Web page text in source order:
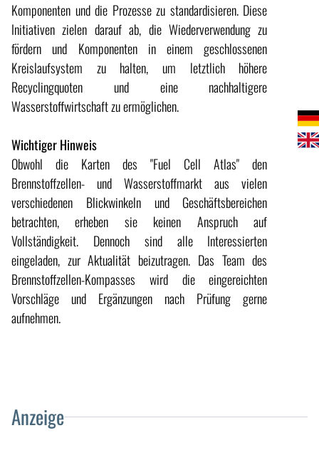
Komponenten und die Prozesse zu standardisieren. Diese
Initiativen zielen darauf ab, die Wiederverwendung zu
fördern und Komponenten in einem geschlossenen
Kreislaufsystem zu halten, um letztlich höhere
Recyclingquoten und eine nachhaltigere
Wasserstoffwirtschaft zu ermöglichen.
Wichtiger Hinweis
Obwohl die Karten des "Fuel Cell Atlas" den
Brennstoffzellen- und Wasserstoffmarkt aus vielen
verschiedenen Blickwinkeln und Geschäftsbereichen
betrachten, erheben sie keinen Anspruch auf
Vollständigkeit. Dennoch sind alle Interessierten
eingeladen, zur Aktualität beizutragen. Das Team des
Brennstoffzellen-Kompasses wird die eingereichten
Vorschläge und Ergänzungen nach Prüfung gerne
aufnehmen.
Anzeige